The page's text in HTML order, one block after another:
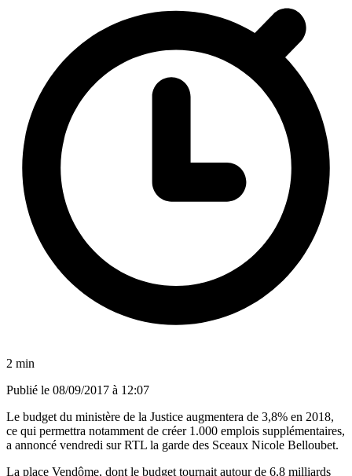
2 min
Publié le 08/09/2017 à 12:07
Le budget du ministère de la Justice augmentera de 3,8% en 2018,
ce qui permettra notamment de créer 1.000 emplois supplémentaires,
a annoncé vendredi sur RTL la garde des Sceaux Nicole Belloubet.
La place Vendôme, dont le budget tournait autour de 6,8 milliards